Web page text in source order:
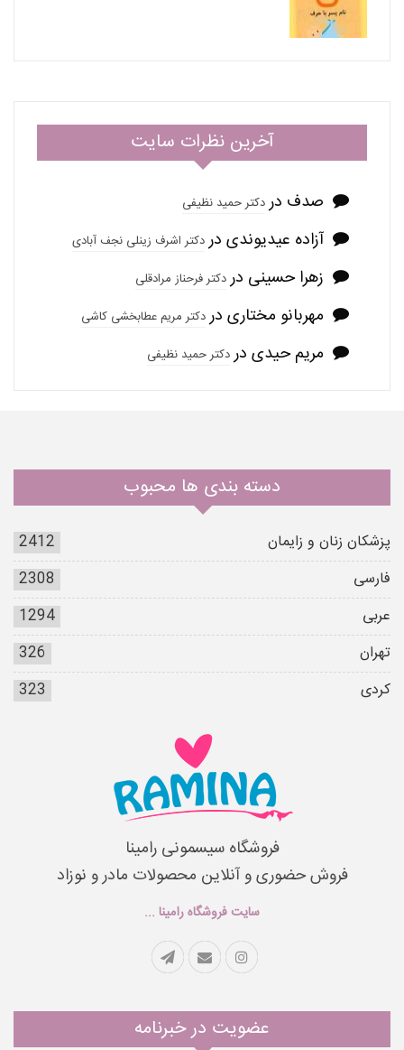
آخرین نظرات سایت
صدف دردکتر حمید نظیفی
آزاده عیدیوندی دردکتر اشرف زینلی نجف آبادی
زهرا حسینی دردکتر فرحناز مرادقلی
مهربانو مختاری دردکتر مریم عطابخشی کاشی
مریم حیدی دردکتر حمید نظیفی
دسته بندی ها محبوب
پزشکان زنان و زایمان
2412
فارسی
2308
عربی
1294
تهران
326
کردی
323
فروشگاه سیسمونی رامینا
فروش حضوری و آنلاین محصولات مادر و نوزاد
سایت فروشگاه رامینا ...
عضویت در خبرنامه